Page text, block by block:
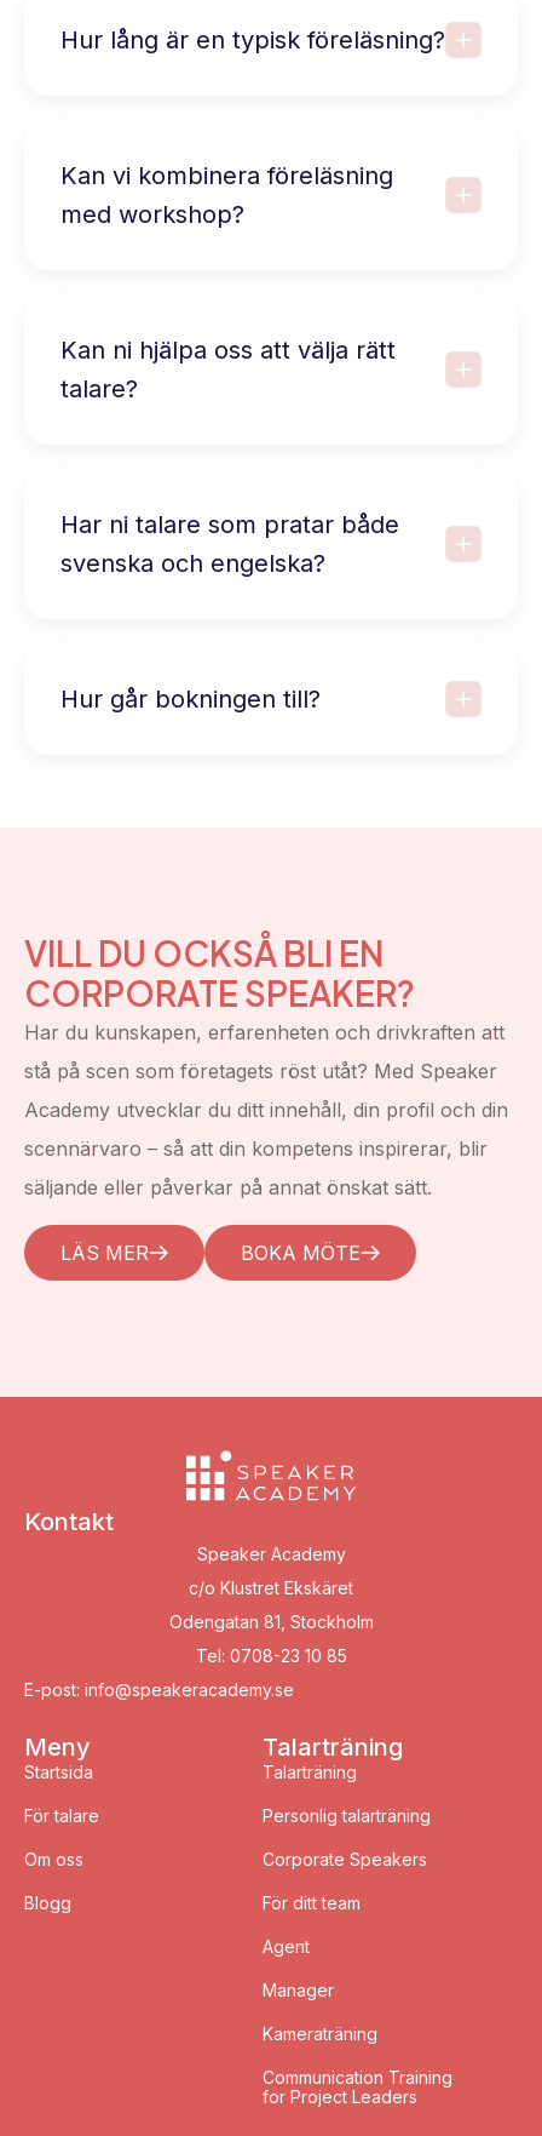
Hur lång är en typisk föreläsning?
Kan vi kombinera föreläsning
med workshop?
Kan ni hjälpa oss att välja rätt
talare?
Har ni talare som pratar både
svenska och engelska?
Hur går bokningen till?
VILL DU OCKSÅ BLI EN
CORPORATE SPEAKER?
Har du kunskapen, erfarenheten och drivkraften att
stå på scen som företagets röst utåt? Med Speaker
Academy utvecklar du ditt innehåll, din profil och din
scennärvaro – så att din kompetens inspirerar, blir
säljande eller påverkar på annat önskat sätt.
LÄS MER BOKA MÖTE
Kontakt
Speaker Academy
c/o Klustret Ekskäret
Odengatan 81, Stockholm
Tel: 0708-23 10 85
E-post: info@speakeracademy.se
Meny
Startsida
För talare
Om oss
Blogg
Talarträning
Talarträning
Personlig talarträning
Corporate Speakers
För ditt team
Agent
Manager
Kameraträning
Communication Training
for Project Leaders